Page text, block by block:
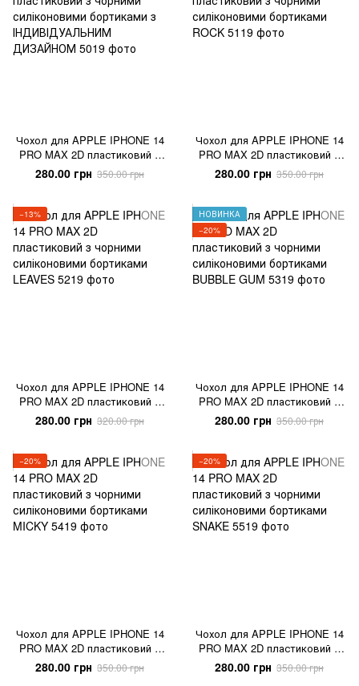
Чохол для APPLE IPHONE 14
PRO MAX 2D пластиковий з
чорними силіконовими
бортиками з
280.00 грн 350.00 грн
Чохол для APPLE IPHONE 14
PRO MAX 2D пластиковий з
чорними силіконовими
бортиками ROCK
280.00 грн 350.00 грн
−13%
Чохол для APPLE IPHONE 14
PRO MAX 2D пластиковий з
чорними силіконовими
бортиками LEAVES
280.00 грн 320.00 грн
НОВИНКА
−20%
Чохол для APPLE IPHONE 14
PRO MAX 2D пластиковий з
чорними силіконовими
бортиками BUBBLE GUM
280.00 грн 350.00 грн
−20%
Чохол для APPLE IPHONE 14
PRO MAX 2D пластиковий з
чорними силіконовими
бортиками MICKY
280.00 грн 350.00 грн
−20%
Чохол для APPLE IPHONE 14
PRO MAX 2D пластиковий з
чорними силіконовими
бортиками SNAKE
280.00 грн 350.00 грн